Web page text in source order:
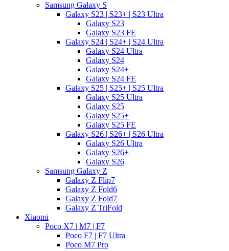
Samsung Galaxy S
Galaxy S23 | S23+ | S23 Ultra
Galaxy S23
Galaxy S23 FE
Galaxy S24 | S24+ | S24 Ultra
Galaxy S24 Ultra
Galaxy S24
Galaxy S24+
Galaxy S24 FE
Galaxy S25 | S25+ | S25 Ultra
Galaxy S25 Ultra
Galaxy S25
Galaxy S25+
Galaxy S25 FE
Galaxy S26 | S26+ | S26 Ultra
Galaxy S26 Ultra
Galaxy S26+
Galaxy S26
Samsung Galaxy Z
Galaxy Z Flip7
Galaxy Z Fold6
Galaxy Z Fold7
Galaxy Z TriFold
Xiaomi
Poco X7 | M7 | F7
Poco F7 | F7 Ultra
Poco M7 Pro